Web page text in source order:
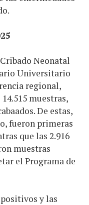
Neonatal
Universitario
regional,
muestras,
De estas,
fueron primeras
que las 2.916
muestras
el Programa de
y las